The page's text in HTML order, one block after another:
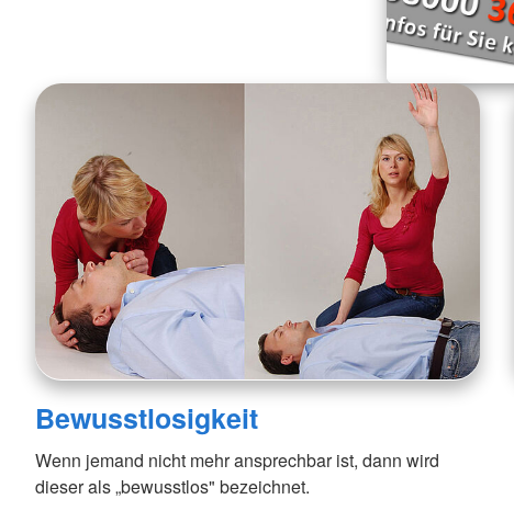
Bewusstlosigkeit
Wenn jemand nicht mehr ansprechbar ist, dann wird
dieser als „bewusstlos" bezeichnet.